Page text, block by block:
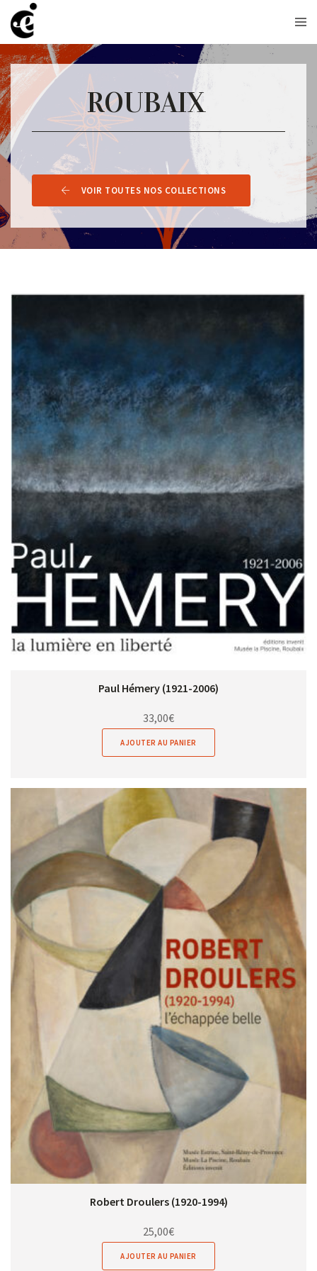
ROUBAIX
VOIR TOUTES NOS COLLECTIONS
Paul Hémery (1921-2006)
33,00€
AJOUTER AU PANIER
Robert Droulers (1920-1994)
25,00€
AJOUTER AU PANIER